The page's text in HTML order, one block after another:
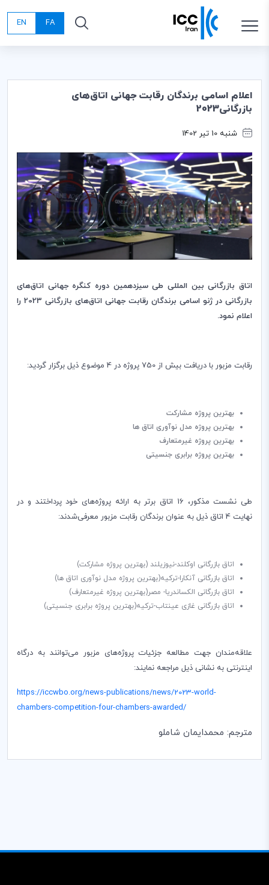
FA
EN
اعلام اسامی برندگان رقابت جهانی اتاق‌های
بازرگانی2023
شنبه 10 تیر 1402
اتاق بازرگانی بین المللی طی سیزدهمین دوره کنگره جهانی اتاق‌های
بازرگانی در ژنو اسامی برندگان رقابت جهانی اتاق‌های بازرگانی 2023 را
اعلام نمود.
رقابت مزبور با دریافت بیش از 750 پروژه در 4 موضوع ذیل برگزار گردید:
بهترین پروژه مشارکت
بهترین پروژه مدل نوآوری اتاق ها
بهترین پروژه غیرمتعارف
بهترین پروژه برابری جنسیتی
طی نشست مذکور، 16 اتاق برتر به ارائه پروژه‌های خود پرداختند و در
نهایت 4 اتاق ذیل به عنوان برندگان رقابت مزبور معرفی‌شدند:
اتاق بازرگانی اوکلند-نیوزیلند (بهترین پروژه مشارکت)
اتاق بازرگانی آنکارا-ترکیه(بهترین پروژه مدل نوآوری اتاق ها)
اتاق بازرگانی الکساندریا- مصر(بهترین پروژه غیرمتعارف)
اتاق بازرگانی غازی عینتاب-ترکیه(بهترین پروژه برابری جنسیتی)
علاقه‌مندان جهت مطالعه جزئیات پروژه‌های مزبور می‌توانند به درگاه
اینترنتی به نشانی ذیل مراجعه نمایند:
https://iccwbo.org/news-publications/news/2023-world-
chambers-competition-four-chambers-awarded/
مترجم: محمدایمان شاملو